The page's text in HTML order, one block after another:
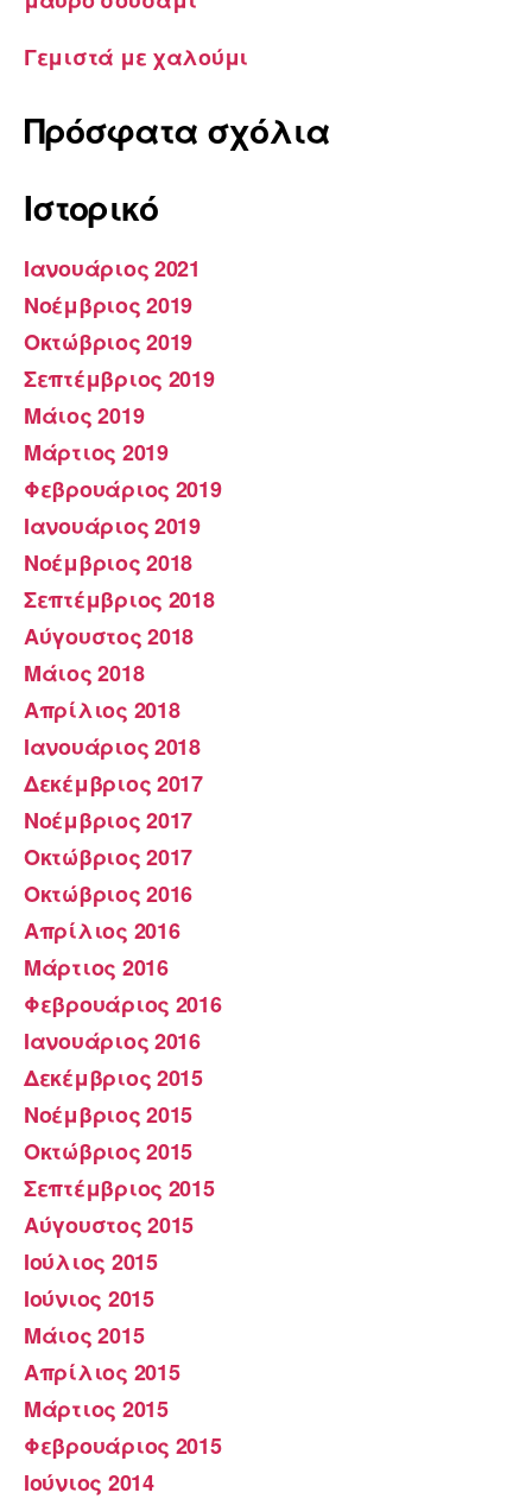
Γεμιστά με χαλούμι
Πρόσφατα σχόλια
Ιστορικό
Ιανουάριος 2021
Νοέμβριος 2019
Οκτώβριος 2019
Σεπτέμβριος 2019
Μάιος 2019
Μάρτιος 2019
Φεβρουάριος 2019
Ιανουάριος 2019
Νοέμβριος 2018
Σεπτέμβριος 2018
Αύγουστος 2018
Μάιος 2018
Απρίλιος 2018
Ιανουάριος 2018
Δεκέμβριος 2017
Νοέμβριος 2017
Οκτώβριος 2017
Οκτώβριος 2016
Απρίλιος 2016
Μάρτιος 2016
Φεβρουάριος 2016
Ιανουάριος 2016
Δεκέμβριος 2015
Νοέμβριος 2015
Οκτώβριος 2015
Σεπτέμβριος 2015
Αύγουστος 2015
Ιούλιος 2015
Ιούνιος 2015
Μάιος 2015
Απρίλιος 2015
Μάρτιος 2015
Φεβρουάριος 2015
Ιούνιος 2014